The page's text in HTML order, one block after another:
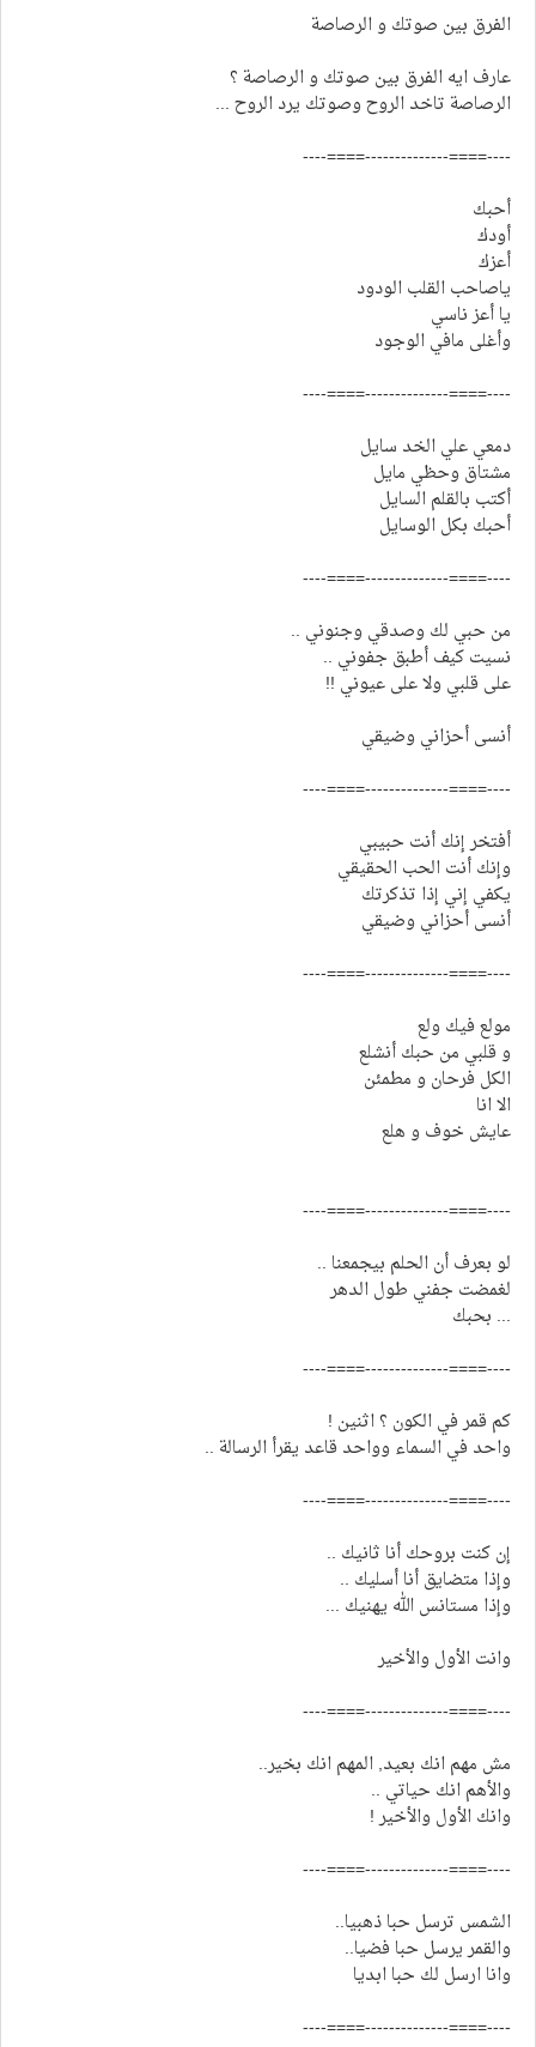
الفرق بين صوتك و الرصاصة
عارف ايه الفرق بين صوتك و الرصاصة ؟
الرصاصة تاخد الروح وصوتك يرد الروح ...
----====--------------====----
أحبك
أودك
أعزك
ياصاحب القلب الودود
يا أعز ناسي
وأغلى مافي الوجود
----====--------------====----
دمعي علي الخد سايل
مشتاق وحظي مايل
أكتب بالقلم السايل
أحبك بكل الوسايل
----====--------------====----
من حبي لك وصدقي وجنوني ..
نسيت كيف أطبق جفوني ..
على قلبي ولا على عيوني !!
أنسى أحزاني وضيقي
----====--------------====----
أفتخر إنك أنت حبيبي
وإنك أنت الحب الحقيقي
يكفي إني إذا تذكرتك
أنسى أحزاني وضيقي
----====--------------====----
مولع فيك ولع
و قلبي من حبك أنشلع
الكل فرحان و مطمئن
الا انا
عايش خوف و هلع
----====--------------====----
لو بعرف أن الحلم بيجمعنا ..
لغمضت جفني طول الدهر
... بحبك
----====--------------====----
كم قمر في الكون ؟ اثنين !
واحد في السماء وواحد قاعد يقرأ الرسالة ..
----====--------------====----
إن كنت بروحك أنا ثانيك ..
وإذا متضايق أنا أسليك ..
وإذا مستانس الله يهنيك ...
وانت الأول والأخير
----====--------------====----
مش مهم انك بعيد, المهم انك بخير..
والأهم انك حياتي ..
وانك الأول والأخير !
----====--------------====----
الشمس ترسل حبا ذهبيا..
والقمر يرسل حبا فضيا..
وانا ارسل لك حبا ابديا
----====--------------====----